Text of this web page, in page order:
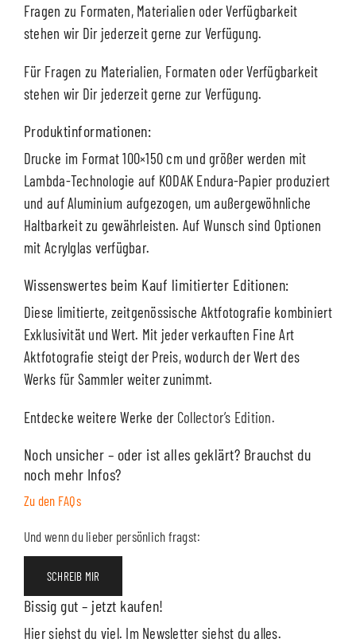
Fragen zu Formaten, Materialien oder Verfügbarkeit
stehen wir Dir jederzeit gerne zur Verfügung.
Für Fragen zu Materialien, Formaten oder Verfügbarkeit
stehen wir Dir jederzeit gerne zur Verfügung.
Produktinformationen:
Drucke im Format 100×150 cm und größer werden mit
Lambda-Technologie auf KODAK Endura-Papier produziert
und auf Aluminium aufgezogen, um außergewöhnliche
Haltbarkeit zu gewährleisten. Auf Wunsch sind Optionen
mit Acrylglas verfügbar.
Wissenswertes beim Kauf limitierter Editionen:
Diese limitierte, zeitgenössische Aktfotografie kombiniert
Exklusivität und Wert. Mit jeder verkauften Fine Art
Aktfotografie steigt der Preis, wodurch der Wert des
Werks für Sammler weiter zunimmt.
Entdecke weitere Werke der Collector’s Edition.
Noch unsicher – oder ist alles geklärt? Brauchst du
noch mehr Infos?
Zu den FAQs
Und wenn du lieber persönlich fragst:
SCHREIB MIR
Bissig gut – jetzt kaufen!
Hier siehst du viel. Im Newsletter siehst du alles.